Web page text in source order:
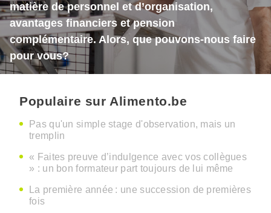
matière de personnel et d’organisation,
avantages financiers et pension
complémentaire. Alors, que pouvons-nous faire
pour vous?
Populaire sur Alimento.be
Pas qu'un simple stage d'observation, mais un
tremplin
« Faites preuve d’indulgence avec vos collègues
» : un bon formateur part toujours de lui même
La première année : une succession de premières
fois